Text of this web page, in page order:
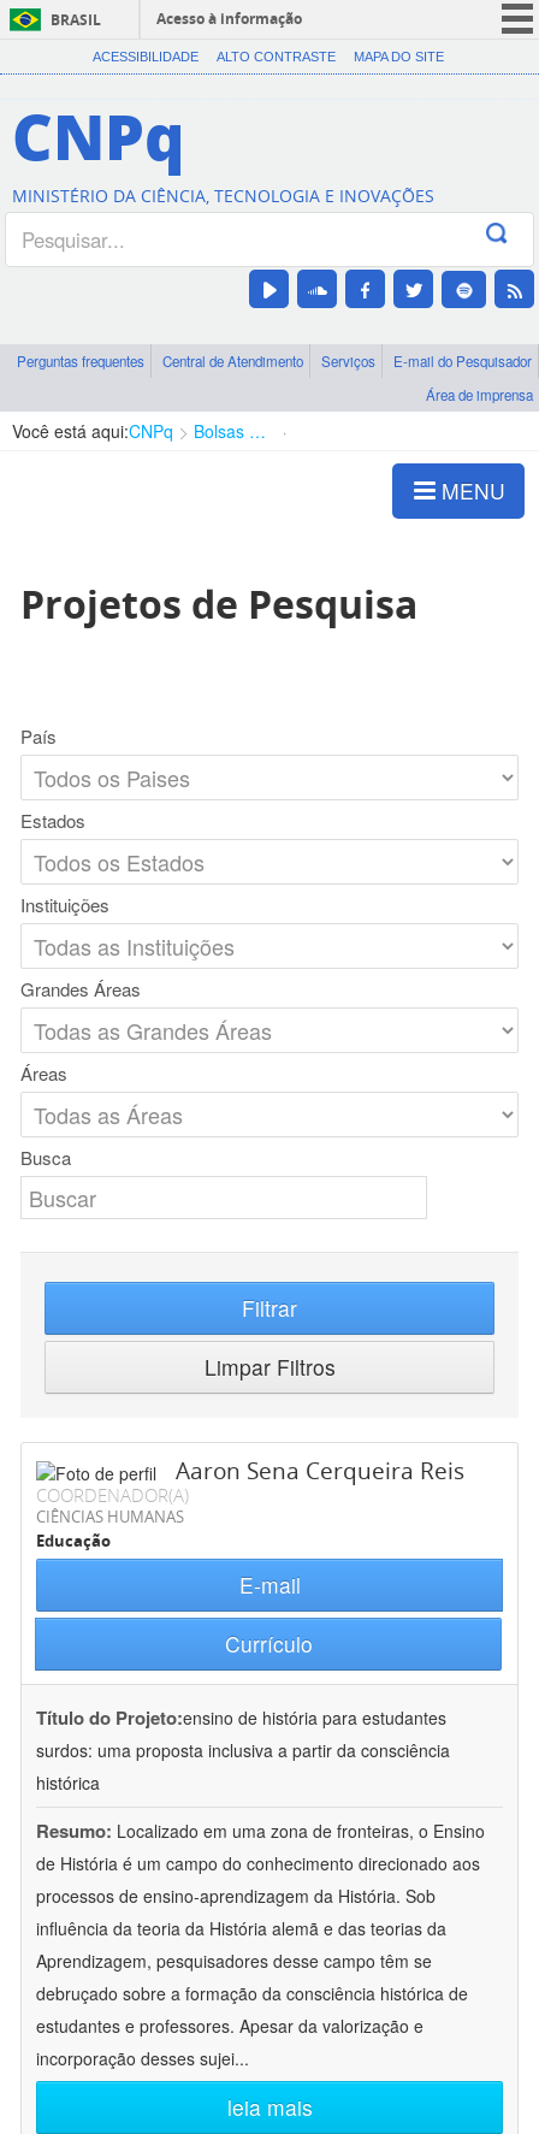
BRASIL
Acesso à informação
CORONAVÍRUS (COVID-19)
Canais
ACESSIBILIDADE ALTO CONTRASTE MAPA DO SITE
CNPq
MINISTÉRIO DA CIÊNCIA, TECNOLOGIA E INOVAÇÕES
Perguntas frequentes Central de Atendimento Serviços
E-mail do Pesquisador
Área de imprensa
Você está aqui:CNPq Bolsas e Auxílios Vigentes
MENU
Projetos de Pesquisa
País
Estados
Instituições
Grandes Áreas
Áreas
Busca
Filtrar
Limpar Filtros
Aaron Sena Cerqueira Reis
COORDENADOR(A)
CIÊNCIAS HUMANAS
Educação
E-mail
Currículo
Título do Projeto:ensino de história para estudantes
surdos: uma proposta inclusiva a partir da consciência
histórica
Resumo: Localizado em uma zona de fronteiras, o Ensino
de História é um campo do conhecimento direcionado aos
processos de ensino-aprendizagem da História. Sob
influência da teoria da História alemã e das teorias da
Aprendizagem, pesquisadores desse campo têm se
debruçado sobre a formação da consciência histórica de
estudantes e professores. Apesar da valorização e
incorporação desses sujei...
leia mais